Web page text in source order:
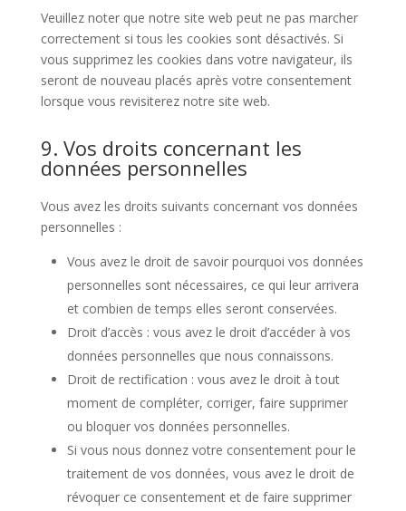
Veuillez noter que notre site web peut ne pas marcher
correctement si tous les cookies sont désactivés. Si
vous supprimez les cookies dans votre navigateur, ils
seront de nouveau placés après votre consentement
lorsque vous revisiterez notre site web.
9. Vos droits concernant les
données personnelles
Vous avez les droits suivants concernant vos données
personnelles :
Vous avez le droit de savoir pourquoi vos données
personnelles sont nécessaires, ce qui leur arrivera
et combien de temps elles seront conservées.
Droit d’accès : vous avez le droit d’accéder à vos
données personnelles que nous connaissons.
Droit de rectification : vous avez le droit à tout
moment de compléter, corriger, faire supprimer
ou bloquer vos données personnelles.
Si vous nous donnez votre consentement pour le
traitement de vos données, vous avez le droit de
révoquer ce consentement et de faire supprimer